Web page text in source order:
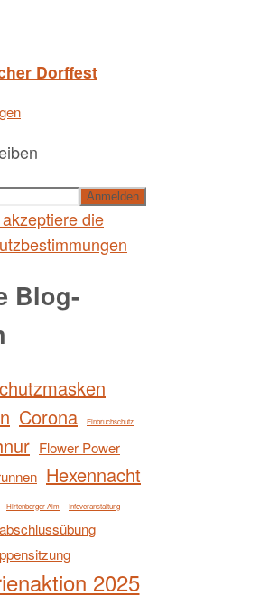
Dorffest
die
Blog-
Corona Einbruchschutz
Flower Power
Hexennacht
Hirtenberger Alm Infoveranstaltung
2025